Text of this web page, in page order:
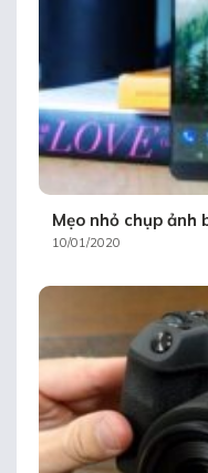
Mẹo nhỏ chụp
10/01/2020